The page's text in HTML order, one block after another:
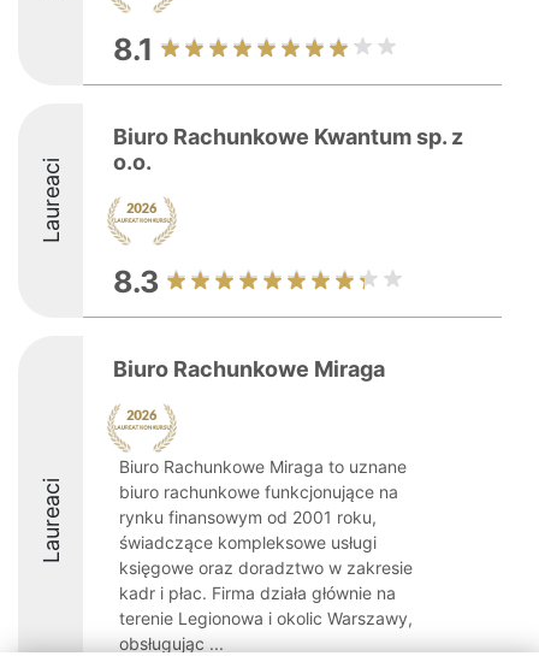
8.1
Laureaci
Biuro Rachunkowe Kwantum sp. z
o.o.
8.3
Laureaci
Biuro Rachunkowe Miraga
Biuro Rachunkowe Miraga to uznane
biuro rachunkowe funkcjonujące na
rynku finansowym od 2001 roku,
świadczące kompleksowe usługi
księgowe oraz doradztwo w zakresie
kadr i płac. Firma działa głównie na
terenie Legionowa i okolic Warszawy,
obsługując ...